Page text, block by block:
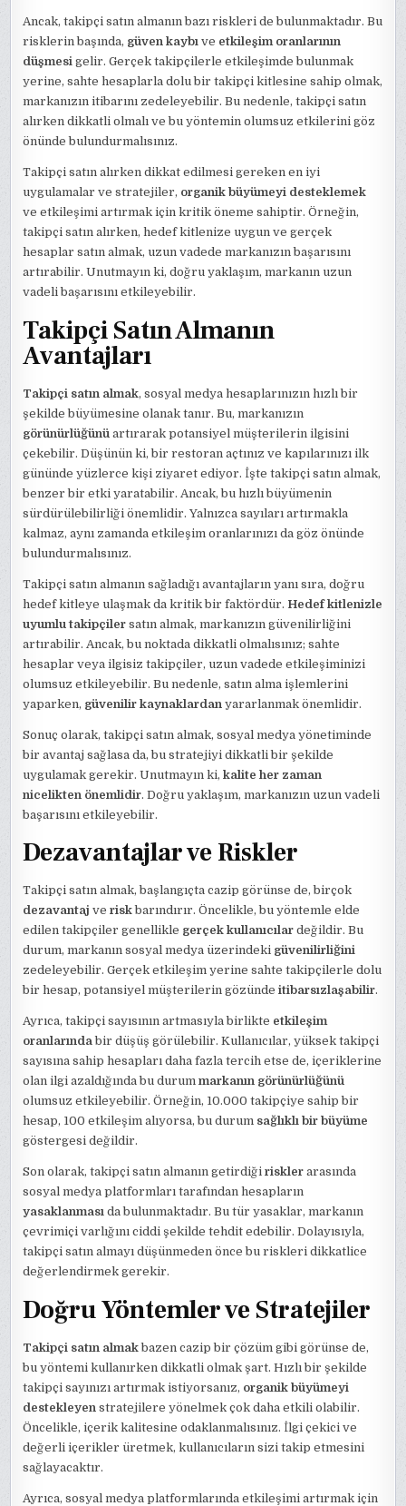
Ancak, takipçi satın almanın bazı riskleri de bulunmaktadır. Bu
risklerin başında, güven kaybı ve etkileşim oranlarının
düşmesi gelir. Gerçek takipçilerle etkileşimde bulunmak
yerine, sahte hesaplarla dolu bir takipçi kitlesine sahip olmak,
markanızın itibarını zedeleyebilir. Bu nedenle, takipçi satın
alırken dikkatli olmalı ve bu yöntemin olumsuz etkilerini göz
önünde bulundurmalısınız.
Takipçi satın alırken dikkat edilmesi gereken en iyi
uygulamalar ve stratejiler, organik büyümeyi desteklemek
ve etkileşimi artırmak için kritik öneme sahiptir. Örneğin,
takipçi satın alırken, hedef kitlenize uygun ve gerçek
hesaplar satın almak, uzun vadede markanızın başarısını
artırabilir. Unutmayın ki, doğru yaklaşım, markanın uzun
vadeli başarısını etkileyebilir.
Takipçi Satın Almanın
Avantajları
Takipçi satın almak, sosyal medya hesaplarınızın hızlı bir
şekilde büyümesine olanak tanır. Bu, markanızın
görünürlüğünü artırarak potansiyel müşterilerin ilgisini
çekebilir. Düşünün ki, bir restoran açtınız ve kapılarınızı ilk
gününde yüzlerce kişi ziyaret ediyor. İşte takipçi satın almak,
benzer bir etki yaratabilir. Ancak, bu hızlı büyümenin
sürdürülebilirliği önemlidir. Yalnızca sayıları artırmakla
kalmaz, aynı zamanda etkileşim oranlarınızı da göz önünde
bulundurmalısınız.
Takipçi satın almanın sağladığı avantajların yanı sıra, doğru
hedef kitleye ulaşmak da kritik bir faktördür. Hedef kitlenizle
uyumlu takipçiler satın almak, markanızın güvenilirliğini
artırabilir. Ancak, bu noktada dikkatli olmalısınız; sahte
hesaplar veya ilgisiz takipçiler, uzun vadede etkileşiminizi
olumsuz etkileyebilir. Bu nedenle, satın alma işlemlerini
yaparken, güvenilir kaynaklardan yararlanmak önemlidir.
Sonuç olarak, takipçi satın almak, sosyal medya yönetiminde
bir avantaj sağlasa da, bu stratejiyi dikkatli bir şekilde
uygulamak gerekir. Unutmayın ki,kalite her zaman
nicelikten önemlidir. Doğru yaklaşım, markanızın uzun vadeli
başarısını etkileyebilir.
Dezavantajlar ve Riskler
Takipçi satın almak, başlangıçta cazip görünse de, birçok
dezavantaj veriskbarındırır. Öncelikle, bu yöntemle elde
edilen takipçiler genellikle gerçek kullanıcılar değildir. Bu
durum, markanın sosyal medya üzerindeki güvenilirliğini
zedeleyebilir. Gerçek etkileşim yerine sahte takipçilerle dolu
bir hesap, potansiyel müşterilerin gözündeitibarsızlaşabilir.
Ayrıca, takipçi sayısının artmasıyla birlikte etkileşim
oranlarındabir düşüş görülebilir. Kullanıcılar, yüksek takipçi
sayısına sahip hesapları daha fazla tercih etse de, içeriklerine
olan ilgi azaldığında bu durummarkanın görünürlüğünü
olumsuz etkileyebilir. Örneğin, 10.000 takipçiye sahip bir
hesap, 100 etkileşim alıyorsa, bu durum sağlıklı bir büyüme
göstergesi değildir.
Son olarak, takipçi satın almanın getirdiğiriskler arasında
sosyal medya platformları tarafından hesapların
yasaklanması da bulunmaktadır. Bu tür yasaklar, markanın
çevrimiçi varlığını ciddi şekilde tehdit edebilir. Dolayısıyla,
takipçi satın almayı düşünmeden önce bu riskleri dikkatlice
değerlendirmek gerekir.
Doğru Yöntemler ve Stratejiler
Takipçi satın almakbazen cazip bir çözüm gibi görünse de,
bu yöntemi kullanırken dikkatli olmak şart. Hızlı bir şekilde
takipçi sayınızı artırmak istiyorsanız, organik büyümeyi
destekleyen stratejilere yönelmek çok daha etkili olabilir.
Öncelikle, içerik kalitesine odaklanmalısınız. İlgi çekici ve
değerli içerikler üretmek, kullanıcıların sizi takip etmesini
sağlayacaktır.
Ayrıca, sosyal medya platformlarında etkileşimi artırmak için